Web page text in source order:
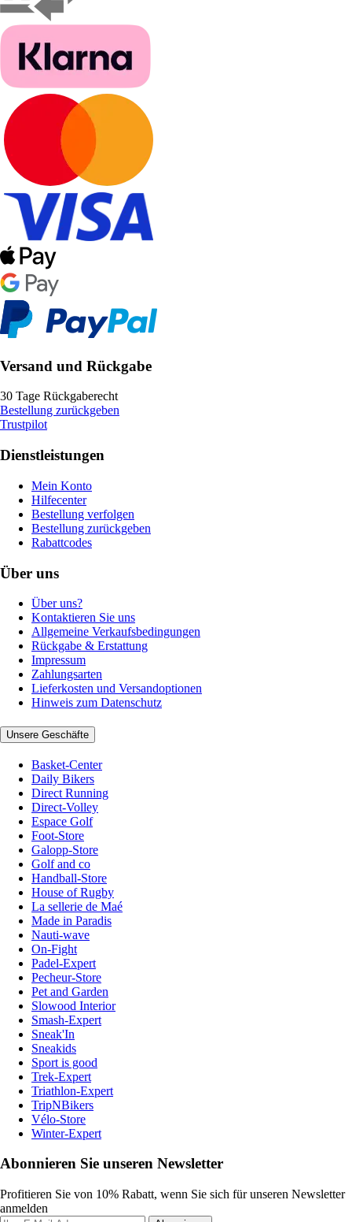
Versand und Rückgabe
30 Tage Rückgaberecht
Bestellung zurückgeben
Trustpilot
Dienstleistungen
Mein Konto
Hilfecenter
Bestellung verfolgen
Bestellung zurückgeben
Rabattcodes
Über uns
Über uns?
Kontaktieren Sie uns
Allgemeine Verkaufsbedingungen
Rückgabe & Erstattung
Impressum
Zahlungsarten
Lieferkosten und Versandoptionen
Hinweis zum Datenschutz
Unsere Geschäfte
Basket-Center
Daily Bikers
Direct Running
Direct-Volley
Espace Golf
Foot-Store
Galopp-Store
Golf and co
Handball-Store
House of Rugby
La sellerie de Maé
Made in Paradis
Nauti-wave
On-Fight
Padel-Expert
Pecheur-Store
Pet and Garden
Slowood Interior
Smash-Expert
Sneak'In
Sneakids
Sport is good
Trek-Expert
Triathlon-Expert
TripNBikers
Vélo-Store
Winter-Expert
Abonnieren Sie unseren Newsletter
Profitieren Sie von 10% Rabatt, wenn Sie sich für unseren Newsletter
anmelden